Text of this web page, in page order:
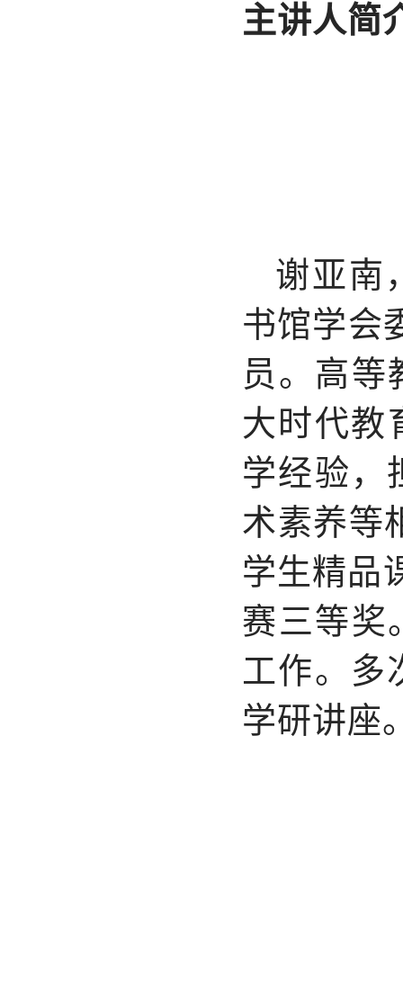
主讲人简
谢亚南
书馆学会
员。高等
大时代教
学经验，
术素养等
学生精品
赛三等奖
工作。多
学研讲座